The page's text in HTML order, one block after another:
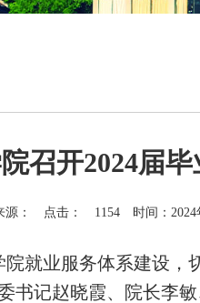
召开2024届
源： 点击： 1154 时间：
就业服务体系建设，
书记赵晓霞、院长李